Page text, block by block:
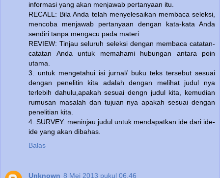
informasi yang akan menjawab pertanyaan itu.
RECALL: Bila Anda telah menyelesaikan membaca seleksi,
mencoba menjawab pertanyaan dengan kata-kata Anda
sendiri tanpa mengacu pada materi
REVIEW: Tinjau seluruh seleksi dengan membaca catatan-
catatan Anda untuk memahami hubungan antara poin
utama.
3. untuk mengetahui isi jurnal/ buku teks tersebut sesuai
dengan penelitin kita adalah dengan melihat judul nya
terlebih dahulu,apakah sesuai dengn judul kita, kemudian
rumusan masalah dan tujuan nya apakah sesuai dengan
penelitian kita.
4. SURVEY: meninjau judul untuk mendapatkan ide dari ide-
ide yang akan dibahas.
Balas
Unknown 8 Mei 2013 pukul 06.46